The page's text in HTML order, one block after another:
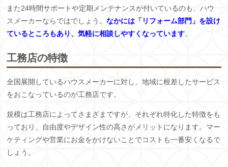
また24時間サポートや定期メンテナンスが付いているのも、ハウ
スメーカーならではでしょう。なかには「リフォーム部門」を設け
ているところもあり、気軽に相談しやすくなっています。
工務店の特徴
全国展開しているハウスメーカーに対し、地域に根差したサービス
をおこなっているのが工務店です。
規模は工務店によってさまざまですが、それぞれ特化した特徴をも
っており、自由度やデザイン性の高さがメリットになります。マー
ケティングや営業にお金をかけないことでコストも一番安くなるで
しょう。